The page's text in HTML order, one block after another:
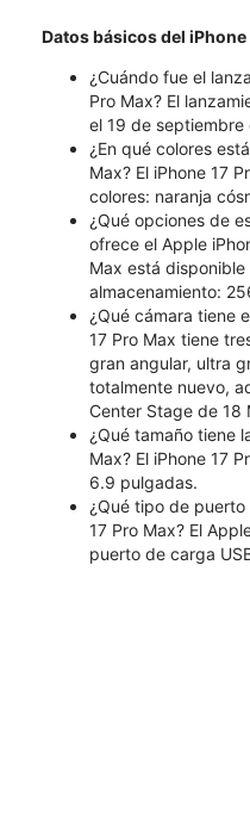
Datos básicos del iPhone
¿Cuándo fue el
Pro Max? El
el 19 de septiembre
¿En qué colores
Max? El iPhone 17
colores: naranja
¿Qué opciones de
ofrece el Apple
Max está
almacenamiento:
¿Qué cámara tiene
17 Pro Max tiene
gran angular, ultra
totalmente nuevo,
Center Stage de 18
¿Qué tamaño tiene
Max? El iPhone 17
6.9 pulgadas.
¿Qué tipo de
17 Pro Max? El
puerto de carga